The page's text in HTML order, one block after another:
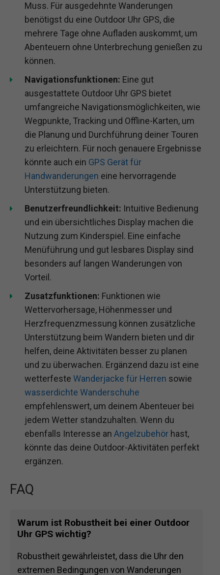
Muss. Für ausgedehnte Wanderungen
benötigst du eine Outdoor Uhr GPS, die
mehrere Tage ohne Aufladen auskommt, um
Abenteuern ohne Unterbrechung genießen zu
können.
Navigationsfunktionen: Eine gut
ausgestattete Outdoor Uhr GPS bietet
umfangreiche Navigationsmöglichkeiten, wie
Wegpunkte, Tracking und Offline-Karten, um
die Planung und Durchführung deiner Touren
zu erleichtern. Für noch genauere Ergebnisse
könnte auch ein GPS Gerät für
Handwanderungen eine hervorragende
Unterstützung bieten.
Benutzerfreundlichkeit: Intuitive Bedienung
und ein übersichtliches Display machen die
Nutzung zum Kinderspiel. Eine einfache
Menüführung und gut lesbares Display sind
besonders auf langen Wanderungen von
Vorteil.
Zusatzfunktionen: Funktionen wie
Wettervorhersage, Höhenmesser und
Herzfrequenzmessung können zusätzliche
Unterstützung beim Wandern bieten und dir
helfen, deine Aktivitäten besser zu planen
und zu überwachen. Ergänzend dazu ist eine
wetterfeste Wanderjacke für Herren sowie
wasserdichte Wanderschuhe
empfehlenswert, um deinem Abenteuer bei
jedem Wetter standzuhalten. Wenn du
ebenfalls Interesse an Angelzubehör hast,
könnte das deine Outdoor-Aktivitäten perfekt
ergänzen.
FAQ
Warum ist Robustheit bei einer Outdoor
Uhr GPS wichtig?
Robustheit gewährleistet, dass die Uhr den
extremen Bedingungen von Wanderungen